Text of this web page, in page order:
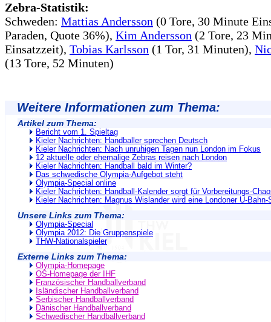
Zebra-Statistik:
Schweden: Mattias Andersson (0 Tore, 30 Minute
Paraden, Quote 36%), Kim Andersson (2 Tore, 23
Einsatzzeit), Tobias Karlsson (1 Tor, 31 Minuten),
(13 Tore, 52 Minuten)
Weitere Informationen zum Thema:
Artikel zum Thema:
Bericht vom 1. Spieltag
Kieler Nachrichten: Handballer sprechen Deutsch
Kieler Nachrichten: Nach unruhigen Tagen nun London im Fokus
12 aktuelle oder ehemalige Zebras reisen nach London
Kieler Nachrichten: Handball bald im Winter?
Das schwedische Olympia-Aufgebot steht
Olympia-Special online
Kieler Nachrichten: Handball-Kalender sorgt für Vorbereitungs-
Kieler Nachrichten: Magnus Wislander wird eine Londoner U-Bahn-
Unsere Links zum Thema:
Olympia-Special
Olympia 2012: Die Gruppenspiele
THW-Nationalspieler
Externe Links zum Thema:
Olympia-Homepage
OS-Homepage der IHF
Französischer Handballverband
Isländischer Handballverband
Serbischer Handballverband
Dänischer Handballverband
Schwedischer Handballverband